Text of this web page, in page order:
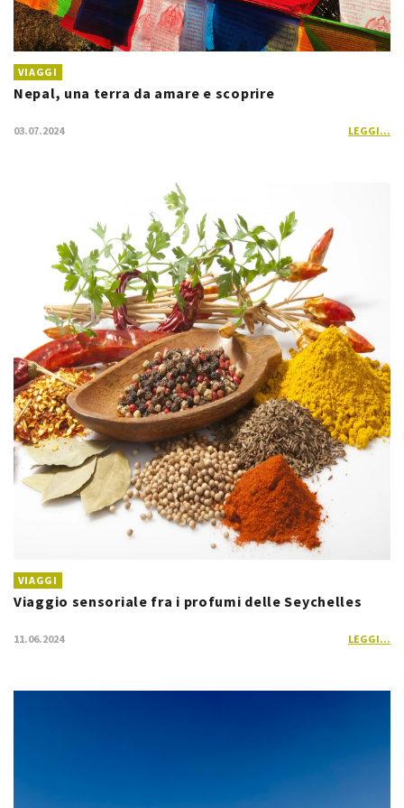
VIAGGI
Nepal, una terra da amare e scoprire
03.07.2024 LEGGI...
VIAGGI
Viaggio sensoriale fra i profumi delle Seychelles
11.06.2024 LEGGI...